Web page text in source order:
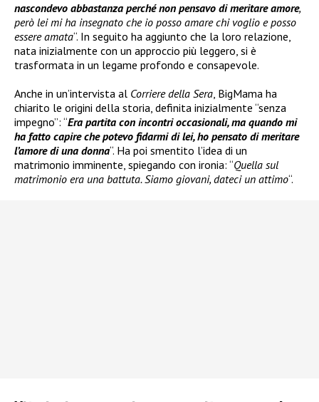
nascondevo abbastanza perché non pensavo di meritare amore,
però lei mi ha insegnato che io posso amare chi voglio e posso
essere amata“. In seguito ha aggiunto che la loro relazione,
nata inizialmente con un approccio più leggero, si è
trasformata in un legame profondo e consapevole.
Anche in un’intervista al Corriere della Sera , BigMama ha
chiarito le origini della storia, definita inizialmente “senza
impegno”: “Era partita con incontri occasionali, ma quando mi
ha fatto capire che potevo fidarmi di lei, ho pensato di meritare
l’amore di una donna“. Ha poi smentito l’idea di un
matrimonio imminente, spiegando con ironia: “Quella sul
matrimonio era una battuta. Siamo giovani, dateci un attimo“.